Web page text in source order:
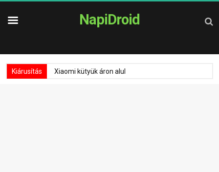
NapiDroid
Kiárusítás Xiaomi kütyük áron alul